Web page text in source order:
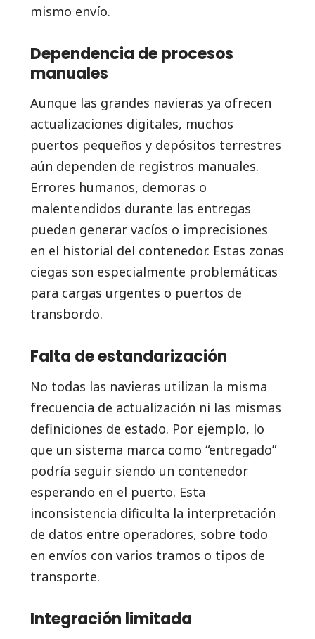
mismo envío.
Dependencia de procesos
manuales
Aunque las grandes navieras ya ofrecen
actualizaciones digitales, muchos
puertos pequeños y depósitos terrestres
aún dependen de registros manuales.
Errores humanos, demoras o
malentendidos durante las entregas
pueden generar vacíos o imprecisiones
en el historial del contenedor. Estas zonas
ciegas son especialmente problemáticas
para cargas urgentes o puertos de
transbordo.
Falta de estandarización
No todas las navieras utilizan la misma
frecuencia de actualización ni las mismas
definiciones de estado. Por ejemplo, lo
que un sistema marca como “entregado”
podría seguir siendo un contenedor
esperando en el puerto. Esta
inconsistencia dificulta la interpretación
de datos entre operadores, sobre todo
en envíos con varios tramos o tipos de
transporte.
Integración limitada